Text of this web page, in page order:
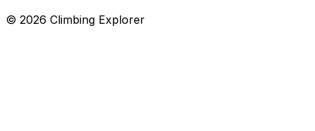
© 2026 Climbing Explorer